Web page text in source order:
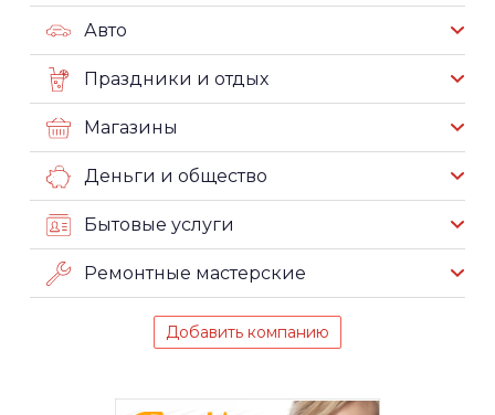
Авто
Праздники и отдых
Магазины
Деньги и общество
Бытовые услуги
Ремонтные мастерские
Добавить компанию